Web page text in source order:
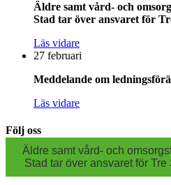
Äldre samt vård- och
Stad tar över ansvaret för
Läs vidare
27 februari
Meddelande om
Läs vidare
Följ oss
Äldre samt vård- och
Stad tar över ansvaret för